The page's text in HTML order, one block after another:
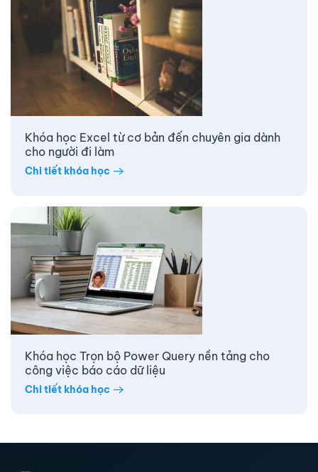
Khóa học Excel từ cơ bản đến chuyên gia dành
cho người đi làm
Chi tiết khóa học
Khóa học Trọn bộ Power Query nền tảng cho
công việc báo cáo dữ liệu
Chi tiết khóa học